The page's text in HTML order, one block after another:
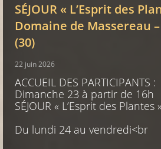
SÉJOUR « L’Esprit des
Domaine de Massereau
(30)
22 juin 2026
ACCUEIL DES PARTICIPANTS :
Dimanche 23 à partir de 16h
SÉJOUR « L’Esprit des Plantes
Du lundi 24 au vendredi<br